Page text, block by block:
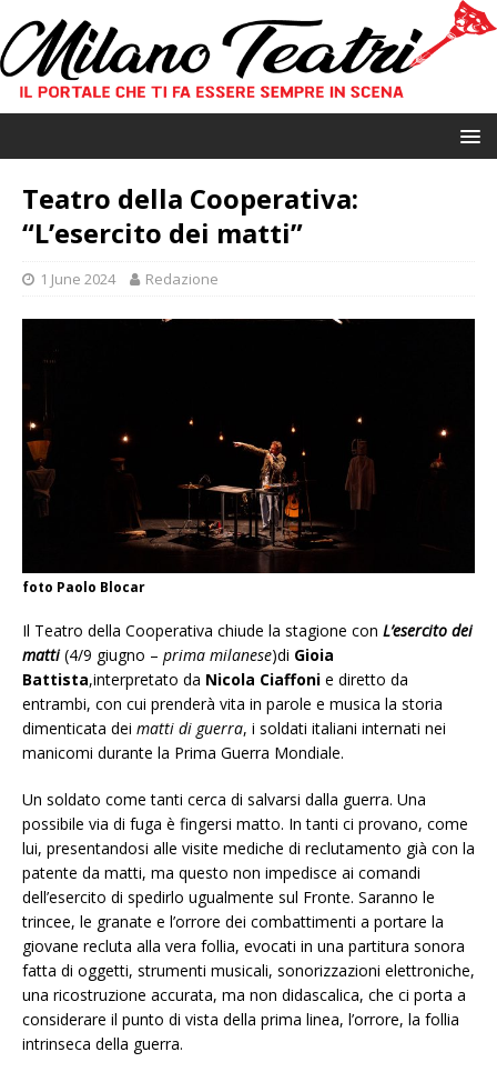
Teatro della Cooperativa:
“L’esercito dei matti”
1 June 2024 Redazione
foto Paolo Blocar
Il Teatro della Cooperativa chiude la stagione con L’esercito dei
matti(4/9 giugno – prima milanese)di Gioia
Battista,interpretato da Nicola Ciaffoni e diretto da
entrambi, con cui prenderà vita in parole e musica la storia
dimenticata dei matti di guerra, i soldati italiani internati nei
manicomi durante la Prima Guerra Mondiale.
Un soldato come tanti cerca di salvarsi dalla guerra. Una
possibile via di fuga è fingersi matto. In tanti ci provano, come
lui, presentandosi alle visite mediche di reclutamento già con la
patente da matti, ma questo non impedisce ai comandi
dell’esercito di spedirlo ugualmente sul Fronte. Saranno le
trincee, le granate e l’orrore dei combattimenti a portare la
giovane recluta alla vera follia, evocati in una partitura sonora
fatta di oggetti, strumenti musicali, sonorizzazioni elettroniche,
una ricostruzione accurata, ma non didascalica, che ci porta a
considerare il punto di vista della prima linea, l’orrore, la follia
intrinseca della guerra.